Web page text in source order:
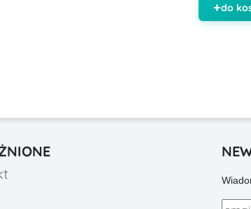
do